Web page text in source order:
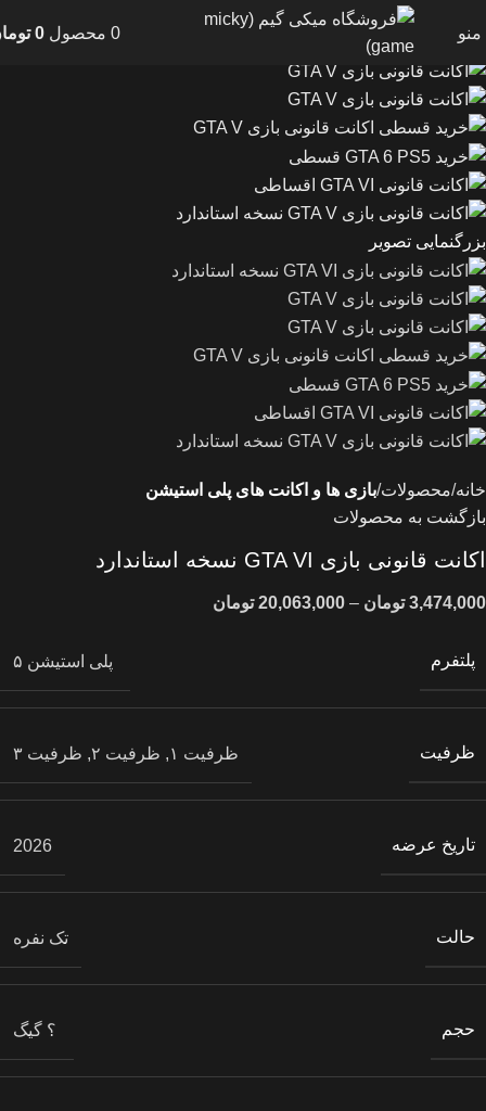
منو 0 محصول 0
بزرگنمایی تصویر
خانه محصولات بازی ها و اکانت های پلی استیشن
بازگشت به محصولات
اکانت قانونی بازی GTA VI نسخه استاندارد
3,474,000 تومان –
20,063,000 تومان
پلتفرم پلی استیشن ۵
ظرفیت ظرفیت ۱, ظرفیت ۲, ظرفیت ۳
تاریخ عرضه 2026
حالت تک نفره
حجم ؟ گیگ